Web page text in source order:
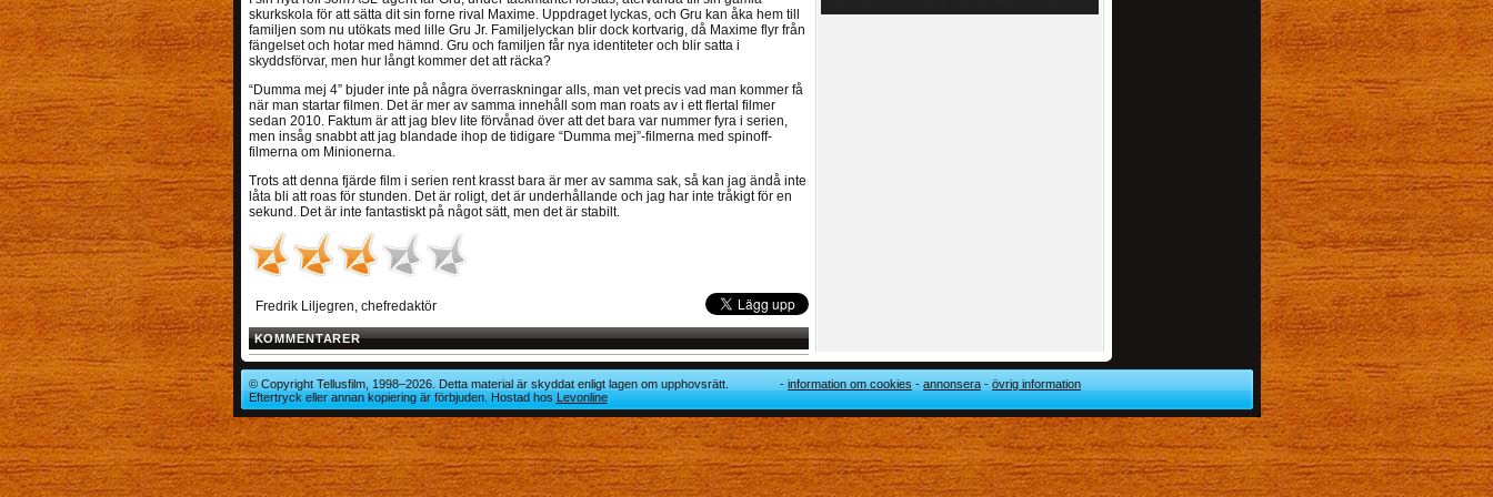
skurkskola för att sätta dit sin forne rival Maxime. Uppdraget lyckas, och Gru kan åka hem till
familjen som nu utökats med lille Gru Jr. Familjelyckan blir dock kortvarig, då Maxime flyr från
fängelset och hotar med hämnd. Gru och familjen får nya identiteter och blir satta i
skyddsförvar, men hur långt kommer det att räcka?
“Dumma mej 4” bjuder inte på några överraskningar alls, man vet precis vad man kommer få
när man startar filmen. Det är mer av samma innehåll som man roats av i ett flertal filmer
sedan 2010. Faktum är att jag blev lite förvånad över att det bara var nummer fyra i serien,
men insåg snabbt att jag blandade ihop de tidigare “Dumma mej”-filmerna med spinoff-
filmerna om Minionerna.
Trots att denna fjärde film i serien rent krasst bara är mer av samma sak, så kan jag ändå inte
låta bli att roas för stunden. Det är roligt, det är underhållande och jag har inte tråkigt för en
sekund. Det är inte fantastiskt på något sätt, men det är stabilt.
Fredrik Liljegren, chefredaktör
KOMMENTARER
© Copyright Tellusfilm, 1998–2026. Detta material är skyddat enligt lagen om upphovsrätt.
Eftertryck eller annan kopiering är förbjuden. Hostad hosLevonline
information om cookies annonsera övrig information